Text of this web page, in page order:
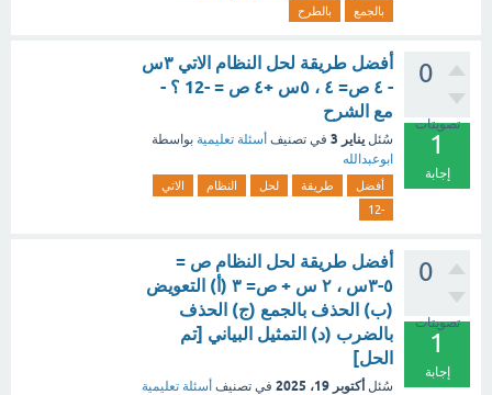
بالجمع
بالطرح
0
تصويتات
1
إجابة
أفضل طريقة لحل النظام الاتي ٣س
- ٤ ص= ٤ ، ٥س +٤ ص = -12 ؟ -
مع الشرح
سُئل يناير 3 في تصنيف أسئلة تعليمية بواسطة
ابوعبدالله
أفضل طريقة لحل النظام
الاتي
-12
0
تصويتات
1
إجابة
أفضل طريقة لحل النظام ص =
٥-٣س ، ۲ س + ص= ۳ (أ) التعويض
(ب) الحذف بالجمع (ج) الحذف
بالضرب (د) التمثيل البياني [تم
الحل]
سُئل أكتوبر 19، 2025 في تصنيف أسئلة تعليمية